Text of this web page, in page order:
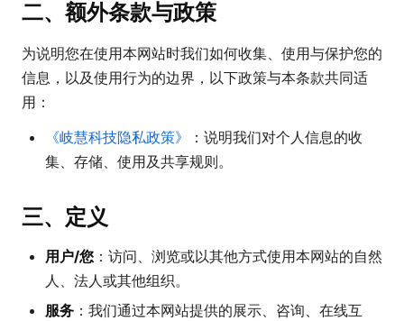
二、额外条款与政策
为说明您在使用本网站时我们如何收集、使用与保护您的
信息，以及使用行为的边界，以下政策与本条款共同适
用：
《岐慧科技隐私政策》
：说明我们对个人信息的收
集、存储、使用及共享规则。
三、定义
用户/您 ：访问、浏览或以其他方式使用本网站的自然
人、法人或其他组织。
服务 ：我们通过本网站提供的展示、咨询、在线互